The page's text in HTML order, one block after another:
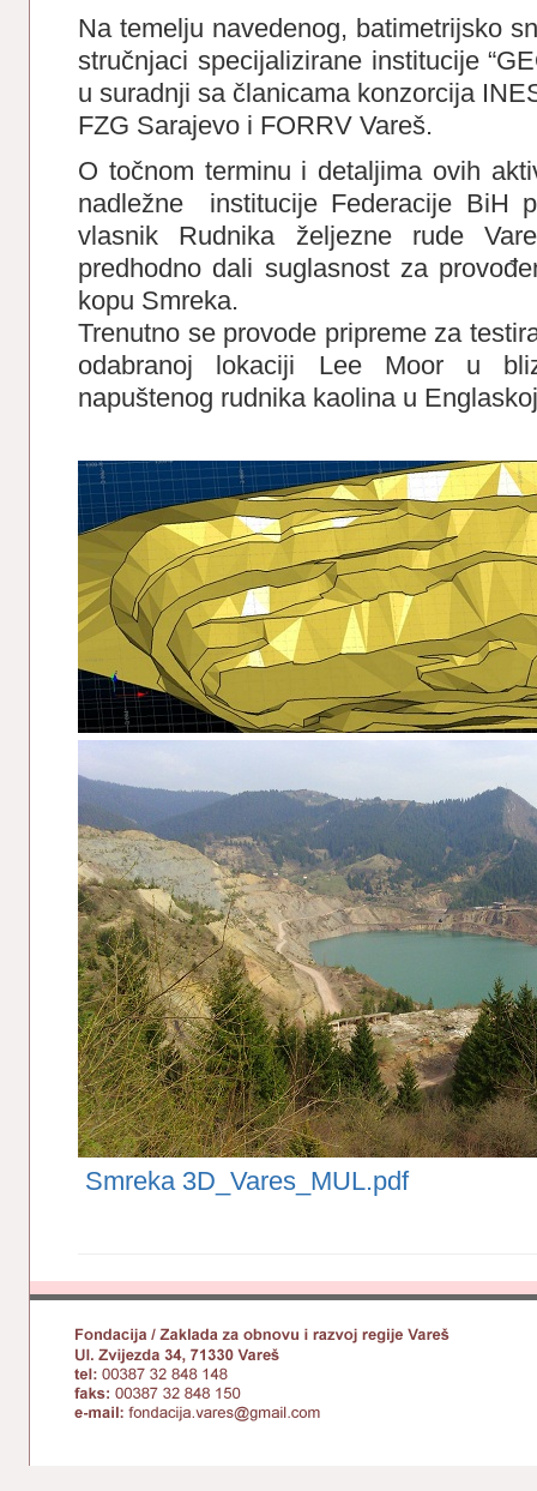
Na temelju navedenog, batimetrijsko
stručnjaci specijalizirane institucije
u suradnji sa članicama konzorcija
FZG Sarajevo i FORRV Vareš.
O točnom terminu i detaljima ovih
nadležne institucije Federacije BiH
vlasnik Rudnika željezne rude
predhodno dali suglasnost za
kopu Smreka.
Trenutno se provode pripreme za
odabranoj lokaciji Lee Moor u
napuštenog rudnika kaolina u
Smreka 3D_Vares_MUL.pdf